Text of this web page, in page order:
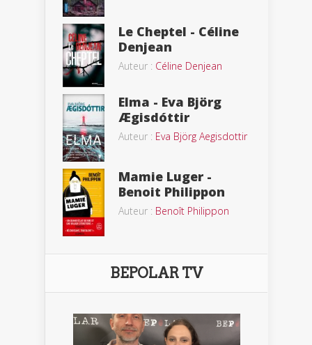
Le Cheptel - Céline
Denjean
Auteur : Céline Denjean
Elma - Eva Björg
Ægisdóttir
Auteur : Eva Björg Aegisdottir
Mamie Luger -
Benoit Philippon
Auteur : Benoît Philippon
BEPOLAR TV